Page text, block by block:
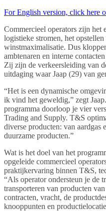
For English version, click here
Commercieel operators zijn het
logistieke stromen, het
winstmaximalisatie. Dus
ambtenaren en interne
Zij zijn de verkeersleiding van
uitdaging waar Jaap (29) van
“Het is een dynamische
ik vind het geweldig,” zegt
programma doorloop je vier
Trading and Supply. T&S
diverse producten: van aardgas
duurzame producten.”
Wat is het doel van het
opgeleide commercieel
praktijkervaring binnen T&S,
“Als operator ondersteun je de
transporteren van producten
contracten, vracht, de
knooppunten en